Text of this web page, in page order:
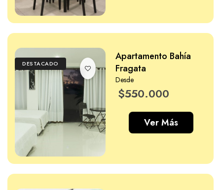
DESTACADO
Apartamento Bahía
Fragata
Desde
$550.000
Ver Más